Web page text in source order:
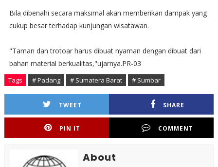
Bila dibenahi secara maksimal akan memberikan dampak yang
cukup besar terhadap kunjungan wisatawan.
"Taman dan trotoar harus dibuat nyaman dengan dibuat dari
bahan material berkualitas,"ujarnya.PR-03
Tags # Padang # Sumatera Barat # Sumbar
TWEET SHARE
PIN IT COMMENT
About